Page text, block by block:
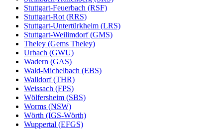
Stuttgart-Feuerbach (RSF)
Stuttgart-Rot (RRS)
Stuttgart-Untertürkheim (LRS)
Stuttgart-Weilimdorf (GMS)
Theley (Gems Theley)
Urbach (GWU)
Wadern (GAS)
Wald-Michelbach (EBS)
Walldorf (THR)
Weissach (FPS)
Wölfersheim (SBS)
Worms (NSW)
Wörth (IGS-Wörth)
Wuppertal (EFGS)